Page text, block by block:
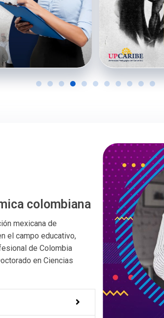
colombiana
mexicana de
el campo educativo,
de Colombia
en Ciencias